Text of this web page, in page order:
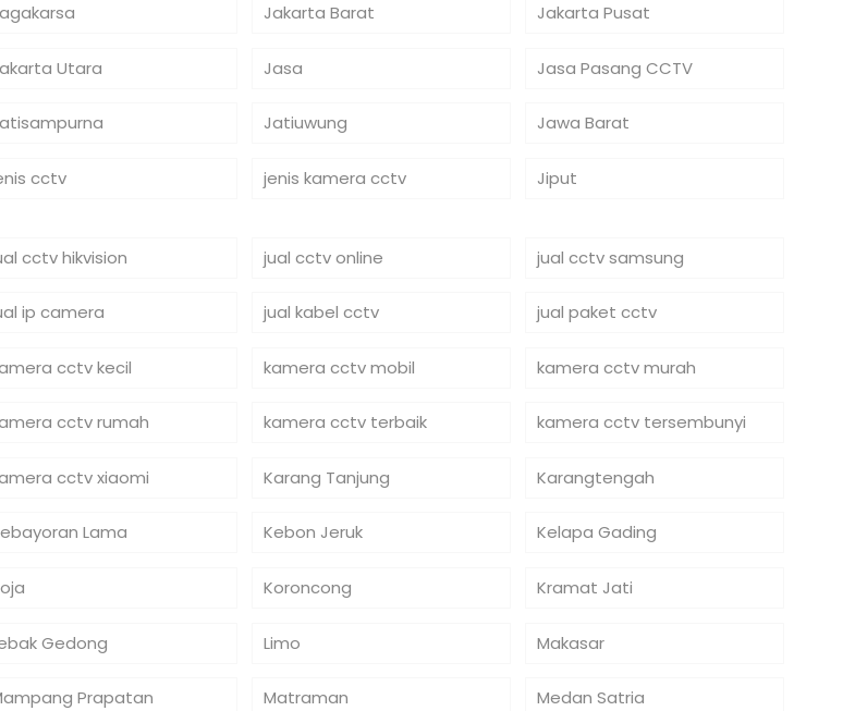
Jakarta Barat Jakarta Pusat
Utara Jasa Jasa Pasang CCTV
Jatiuwung Jawa Barat
cctv jenis kamera cctv Jiput
cctv hikvision jual cctv online jual cctv samsung
ip camera jual kabel cctv jual paket cctv
cctv kecil kamera cctv mobil kamera cctv murah
cctv rumah kamera cctv terbaik kamera cctv tersembunyi
cctv xiaomi Karang Tanjung Karangtengah
Lama Kebon Jeruk Kelapa Gading
Koroncong Kramat Jati
Gedong Limo Makasar
Prapatan Matraman Medan Satria